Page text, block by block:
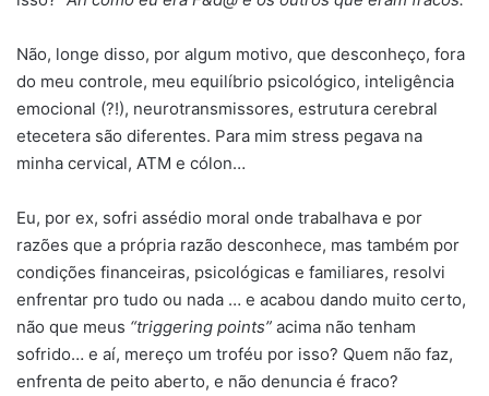
Não, longe disso, por algum motivo, que desconheço, fora
do meu controle, meu equilíbrio psicológico, inteligência
emocional (?!), neurotransmissores, estrutura cerebral
etecetera são diferentes. Para mim stress pegava na
minha cervical, ATM e cólon…
Eu, por ex, sofri assédio moral onde trabalhava e por
razões que a própria razão desconhece, mas também por
condições financeiras, psicológicas e familiares, resolvi
enfrentar pro tudo ou nada … e acabou dando muito certo,
não que meus “triggering points” acima não tenham
sofrido… e aí, mereço um troféu por isso? Quem não faz,
enfrenta de peito aberto, e não denuncia é fraco?